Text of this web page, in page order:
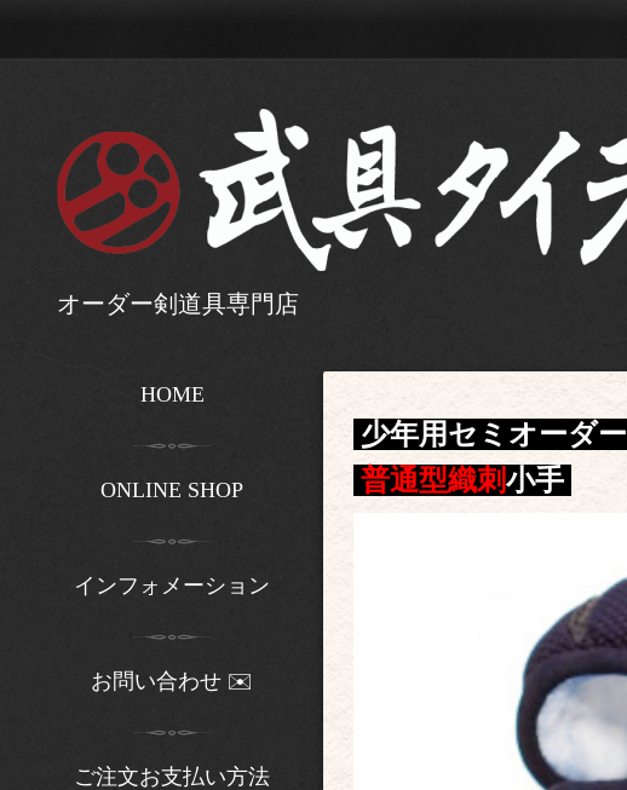
オーダー剣道具専門店
少年用セミオーダー
普通型織刺小手
HOME
ONLINE SHOP
インフォメーション
お問い合わせ ✉️
ご注文お支払い方法